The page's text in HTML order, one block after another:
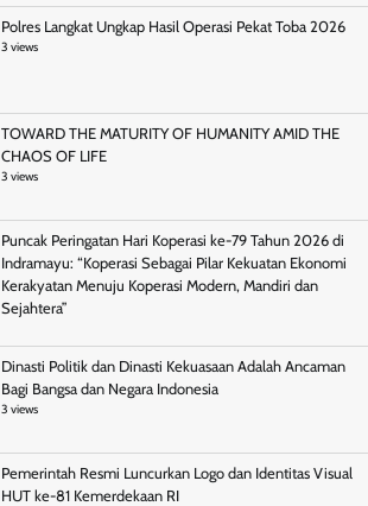
Polres Langkat Ungkap Hasil Operasi Pekat Toba 2026
3 views
TOWARD THE MATURITY OF HUMANITY AMID THE
CHAOS OF LIFE
3 views
Puncak Peringatan Hari Koperasi ke-79 Tahun 2026 di
Indramayu: “Koperasi Sebagai Pilar Kekuatan Ekonomi
Kerakyatan Menuju Koperasi Modern, Mandiri dan
Sejahtera”
Dinasti Politik dan Dinasti Kekuasaan Adalah Ancaman
Bagi Bangsa dan Negara Indonesia
3 views
Pemerintah Resmi Luncurkan Logo dan Identitas Visual
HUT ke-81 Kemerdekaan RI